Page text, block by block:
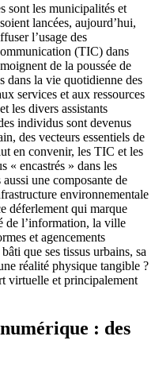
sont les municipalités et
lancées, aujourd’hui,
l’usage des
(TIC) dans
de la poussée de
dans la vie quotidienne des
services et aux ressources
et les divers assistants
individus sont devenus
des vecteurs essentiels de
en convenir, les TIC et les
« encastrés » dans les
une composante de
environnementale
déferlement qui marque
de l’information, la ville
et agencements
que ses tissus urbains, sa
réalité physique tangible ?
virtuelle et principalement
: des